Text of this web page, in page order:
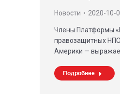
Новости 2020-10-
Члены Платформы
правозащитных
Америки —
Подробнее